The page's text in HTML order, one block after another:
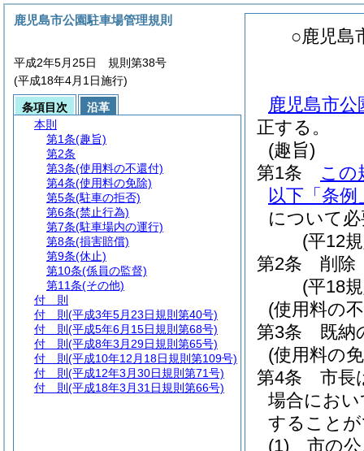
○鹿児島
鹿児島市公
正する。
(趣旨)
第1条
この
以下「条
について
(平12
第2条
削除
(平18
(使用料の
第3条
既納
(使用料の
第4条
市長
場合にお
すること
(1)
市の
鹿児島市公園駐車場管理規則
平成2年5月25日 規則第38号
(平成18年4月1日施行)
条項目次
沿革
本則
第1条(趣旨)
第2条
第3条(使用料の不還付)
第4条(使用料の免除)
第5条(駐車の拒否)
第6条(禁止行為)
第7条(駐車場内の運行)
第8条(損害賠償)
第9条(休止)
第10条(係員の監督)
第11条(その他)
付 則
付 則 (平成3年5月23日規則第40号)
付 則 (平成5年6月15日規則第68号)
付 則 (平成8年3月29日規則第65号)
付 則 (平成10年12月18日規則第109号)
付 則 (平成12年3月30日規則第71号)
付 則 (平成18年3月31日規則第66号)